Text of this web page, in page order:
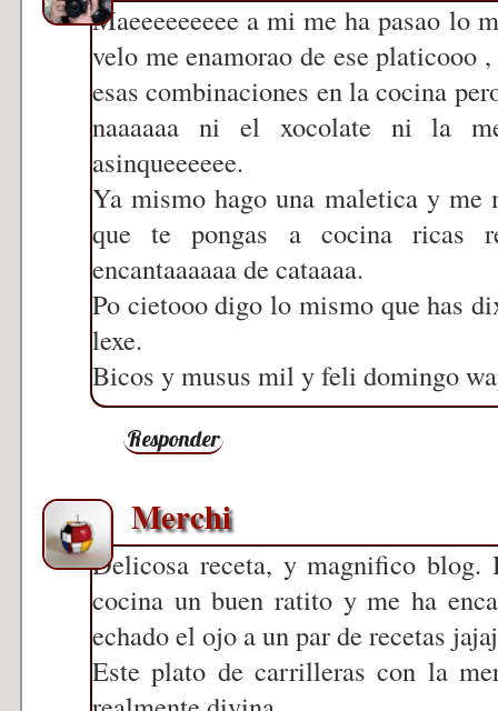
Maeeeeeeeee a mi me ha pasao lo
velo me enamorao de ese platicooo
esas combinaciones en la cocina
naaaaaa ni el xocolate ni la
asinqueeeeee.
Ya mismo hago una maletica y me
que te pongas a cocina ricas
encantaaaaaa de cataaaa.
Po cietooo digo lo mismo que has
lexe.
Bicos y musus mil y feli domingo
Responder
Merchi
Delicosa receta, y magnifico blog.
cocina un buen ratito y me ha
echado el ojo a un par de recetas
Este plato de carrilleras con la